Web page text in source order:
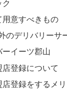
意すべきもの
のデリバリーサ
ーイーツ郡山
登録について
登録をするメリ